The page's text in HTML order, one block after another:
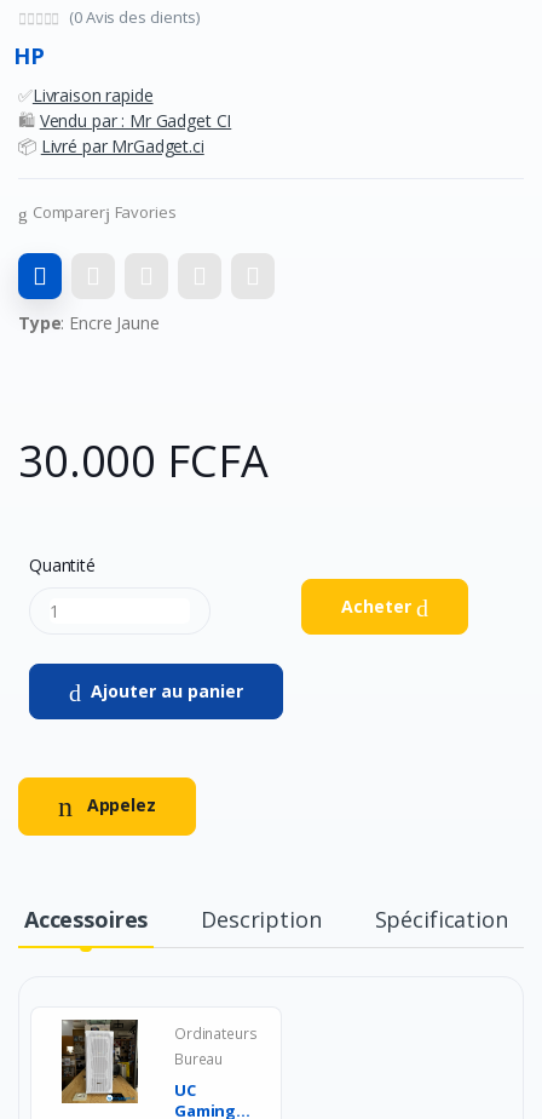
(0 Avis des clients)
HP
✅Livraison rapide
🛍️ Vendu par : Mr Gadget CI
📦 Livré par MrGadget.ci
Comparer Favories
Type: Encre Jaune
30.000 FCFA
Quantité
Ajouter au panier
Acheter
Appelez
Accessoires Description Spécification
Ordinateurs
Bureau
UC
Gaming